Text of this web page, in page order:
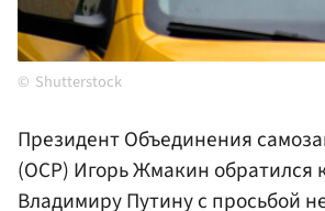
Shutterstock
Президент Объединения
(ОСР) Игорь Жмакин обратился
Владимиру Путину с просьбой